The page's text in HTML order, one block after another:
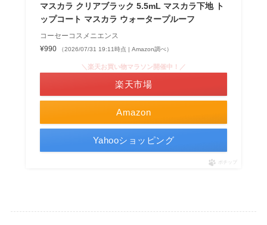
マスカラ クリアブラック 5.5mL マスカラ下地 ト
ップコート マスカラ ウォータープルーフ
コーセーコスメニエンス
¥990
（2026/07/31 19:11時点 | Amazon調べ）
Amazon
＼楽天お買い物マラソン開催中！／
楽天市場
Yahooショッピング
ポチップ